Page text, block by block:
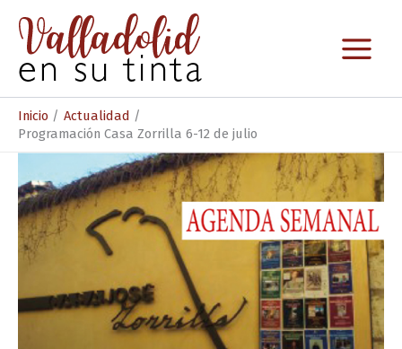
contenido
Inicio
Actualidad
Programación Casa Zorrilla 6-12 de julio